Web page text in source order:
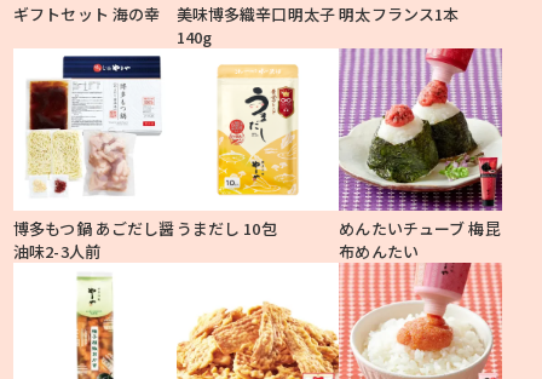
ギフトセット 海の幸
美味博多織辛口明太子
140g
明太フランス1本
博多もつ鍋 あごだし醤
油味2-3人前
うまだし 10包
めんたいチューブ 梅昆
布めんたい